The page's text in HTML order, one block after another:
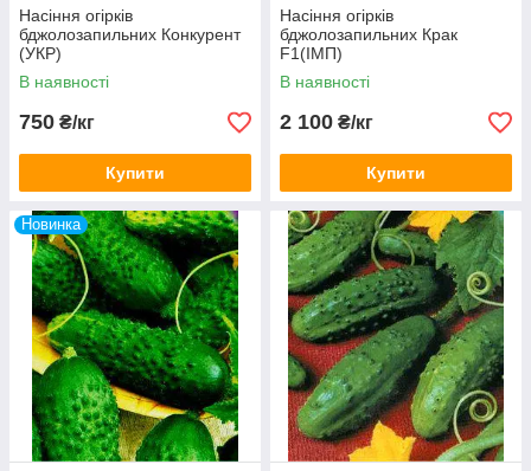
Насіння огірків
бджолозапильних Конкурент
(УКР)
В наявності
750 ₴/кг
Купити
Насіння огірків
бджолозапильних Крак
F1(ІМП)
В наявності
2 100 ₴/кг
Купити
Новинка